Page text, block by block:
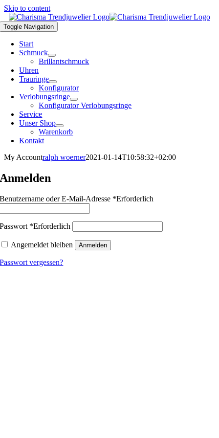
Skip to content
Toggle Navigation
Start
Schmuck
Brillantschmuck
Uhren
Trauringe
Konfigurator
Verlobungsringe
Konfigurator Verlobungsringe
Service
Unser Shop
Warenkorb
Kontakt
My Accountralph woerner2021-01-14T10:58:32+02:00
Anmelden
Benutzername oder E-Mail-Adresse *Erforderlich
Passwort *Erforderlich
Angemeldet bleiben Anmelden
Passwort vergessen?